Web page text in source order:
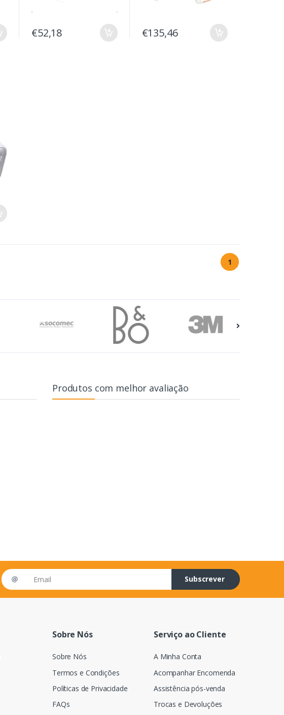
€52,18 €135,46
1
Produtos com melhor avaliação
Email address
Subscrever
Sobre Nós
Sobre Nós
Termos e Condições
Políticas de Privacidade
FAQs
Serviço ao Cliente
A Minha Conta
Acompanhar Encomenda
Assistência pós-venda
Trocas e Devoluções